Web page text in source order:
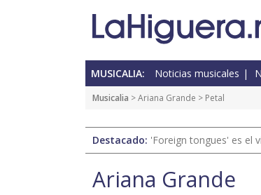
MUSICALIA: Noticias musicales
Musicalia >Ariana Grande > Petal
Destacado: 'Foreign tongues' es el
Ariana Grande